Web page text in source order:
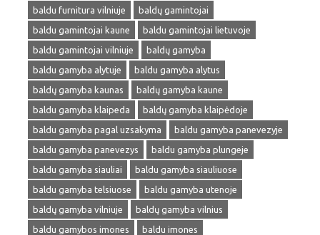
baldu furnitura vilniuje
baldų gamintojai
baldu gamintojai kaune
baldu gamintojai lietuvoje
baldu gamintojai vilniuje
baldų gamyba
baldu gamyba alytuje
baldu gamyba alytus
baldų gamyba kaunas
baldų gamyba kaune
baldu gamyba klaipeda
baldų gamyba klaipėdoje
baldu gamyba pagal uzsakyma
baldu gamyba panevezyje
baldu gamyba panevezys
baldu gamyba plungeje
baldu gamyba siauliai
baldu gamyba siauliuose
baldu gamyba telsiuose
baldu gamyba utenoje
baldų gamyba vilniuje
baldų gamyba vilnius
baldu gamybos imones
baldu imones